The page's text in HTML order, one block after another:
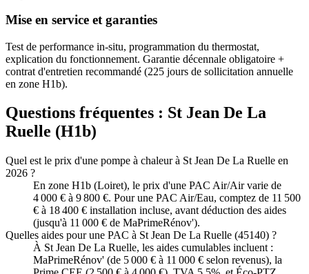
Mise en service et garanties
Test de performance in-situ, programmation du thermostat,
explication du fonctionnement. Garantie décennale obligatoire +
contrat d'entretien recommandé (225 jours de sollicitation annuelle
en zone H1b).
Questions fréquentes : St Jean De La
Ruelle (H1b)
Quel est le prix d'une pompe à chaleur à St Jean De La Ruelle en
2026 ?
En zone H1b (Loiret), le prix d'une PAC Air/Air varie de
4 000 € à 9 800 €. Pour une PAC Air/Eau, comptez de 11 500
€ à 18 400 € installation incluse, avant déduction des aides
(jusqu'à 11 000 € de MaPrimeRénov').
Quelles aides pour une PAC à St Jean De La Ruelle (45140) ?
À St Jean De La Ruelle, les aides cumulables incluent :
MaPrimeRénov' (de 5 000 € à 11 000 € selon revenus), la